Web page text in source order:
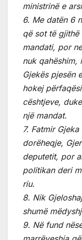
ministrinë e
6. Me datën 6
që sot të
mandati, por
nuk qahëshim,
Gjekës pjesën
hokej
cështjeve,
një mandat.
7. Fatmir
dorëheqje,
deputetit, por
politikan deri
riu.
8. Nik
shumë
9. Në fund